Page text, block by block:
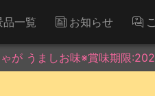
品一覧 お知らせ
ゃが うましお味※賞味期限